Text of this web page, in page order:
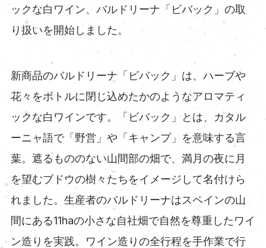
ックな白ワイン、バルドリーナ「ビバック」の取
り扱いを開始しました。
新商品のバルドリーナ「ビバック」は、ハーブや
花々をボトルに閉じ込めたかのようなアロマティ
ックな白ワインです。「ビバック」とは、カタル
ーニャ語で「野営」や「キャンプ」を意味する言
葉。遮るもののない山間部の畑で、満月の夜に月
を望むブドウの樹々たちをイメージして名付けら
れました。生産者のバルドリーナはスペインの山
間にある11haの小さな自社畑で自然を尊重したワイ
ン造りを実践。ワイン造りの全行程を手作業で行